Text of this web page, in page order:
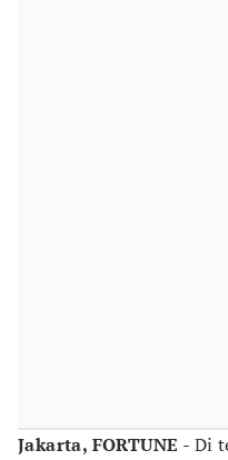
Jakarta, FORTUNE - Di